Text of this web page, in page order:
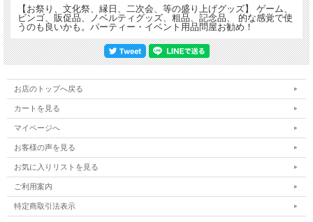
こちらは同一キャラクター２０枚単位での販売です。サイズ：約５１×２８ｃｍ
【お祭り、文化祭、縁日、二次会、等の盛り上げグッズ】 ゲーム、
ビンゴ、販促品、ノベルティグッズ、粗品、記念品、 的な感覚で使
うのも良いかも。パーティー・イベント用品問屋お勧め！
お店のトップへ戻る
カートを見る
マイページへ
お客様の声を見る
お気に入りリストを見る
ご利用案内
特定商取引法表示